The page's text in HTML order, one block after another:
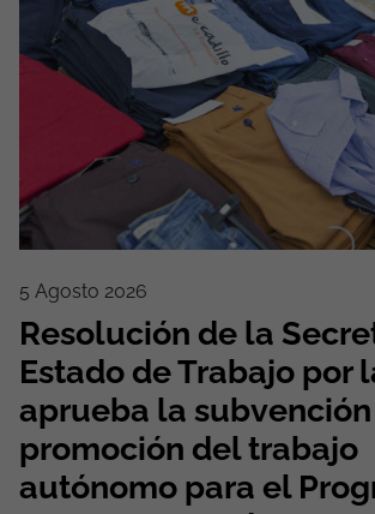
5 Agosto 2026
Resolución de la
Estado de Trabajo por
aprueba la
promoción del trabajo
autónomo para el